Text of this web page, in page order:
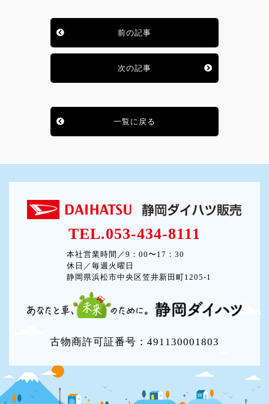
前の記事
次の記事
一覧に戻る
TEL.053-434-8111
本社営業時間／9：00〜17：30
休日／毎週火曜日
静岡県浜松市中央区笠井新田町1205-1
古物商許可証番号：491130001803